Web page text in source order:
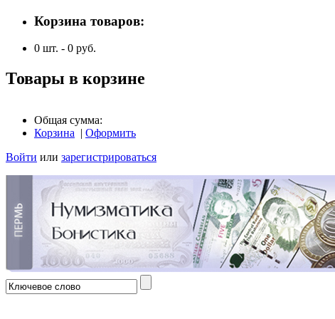
Корзина товаров:
0 шт. - 0 руб.
Товары в корзине
Общая сумма:
Корзина | Оформить
Войти или зарегистрироваться